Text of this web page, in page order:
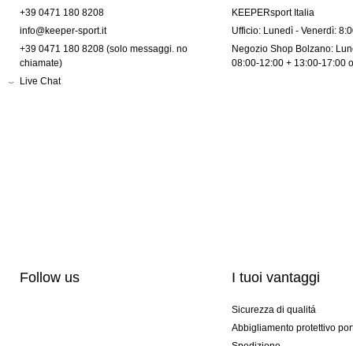
+39 0471 180 8208
info@keeper-sport.it
+39 0471 180 8208 (solo messaggi. no
chiamate)
Live Chat
KEEPERsport Italia
Ufficio: Lunedì - Venerdì:
Negozio Shop Bolzano:
08:00-12:00 + 13:00-17:00
Follow us I tuoi vantaggi
Sicurezza di qualitá
Abbigliamento protettivo